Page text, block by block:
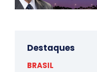
Destaques
BRASIL